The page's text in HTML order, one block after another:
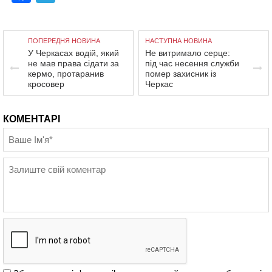
ПОПЕРЕДНЯ НОВИНА
У Черкасах водій, який
не мав права сідати за
кермо, протаранив
кросовер
НАСТУПНА НОВИНА
Не витримало серце:
під час несення служби
помер захисник із
Черкас
КОМЕНТАРІ